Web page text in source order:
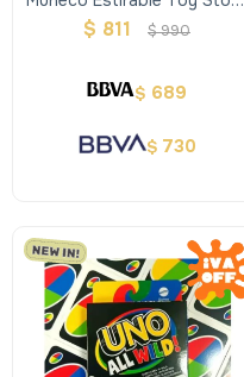
- Lotso
$ 811 $990
$ 689
$ 730